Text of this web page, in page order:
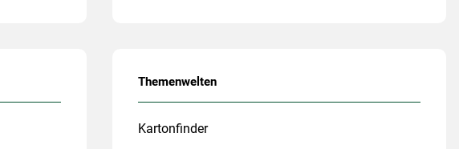
Themenwelten
Kartonfinder